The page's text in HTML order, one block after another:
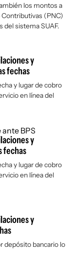
los montos a
Contributivas (PNC)
del sistema SUAF.
y
fechas
y lugar de cobro
en línea del
y
fechas
y lugar de cobro
en línea del
y
depósito bancario lo